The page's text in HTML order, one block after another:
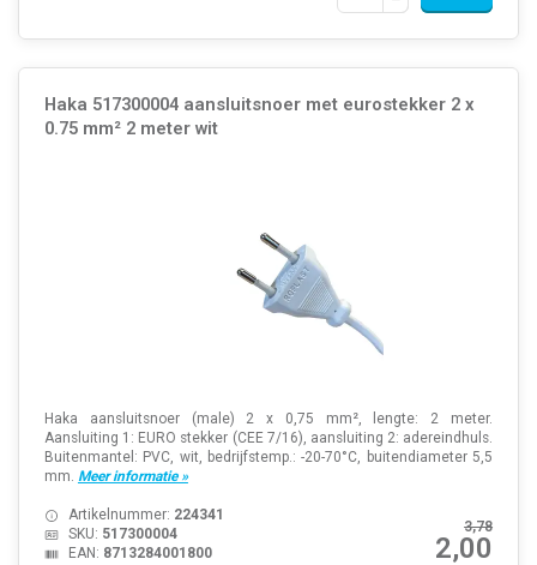
Haka 517300004 aansluitsnoer met eurostekker 2 x
0.75 mm² 2 meter wit
Haka aansluitsnoer (male) 2 x 0,75 mm², lengte: 2 meter.
Aansluiting 1: EURO stekker (CEE 7/16), aansluiting 2: adereindhuls.
Buitenmantel: PVC, wit, bedrijfstemp.: -20-70°C, buitendiameter 5,5
mm. Meer informatie »
3,78
2,00
Artikelnummer: 224341
SKU: 517300004
EAN: 8713284001800